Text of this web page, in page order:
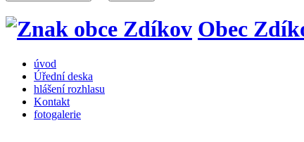
Obec
úvod
Úřední deska
hlášení rozhlasu
Kontakt
fotogalerie